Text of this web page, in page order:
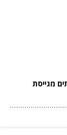
מגייסת